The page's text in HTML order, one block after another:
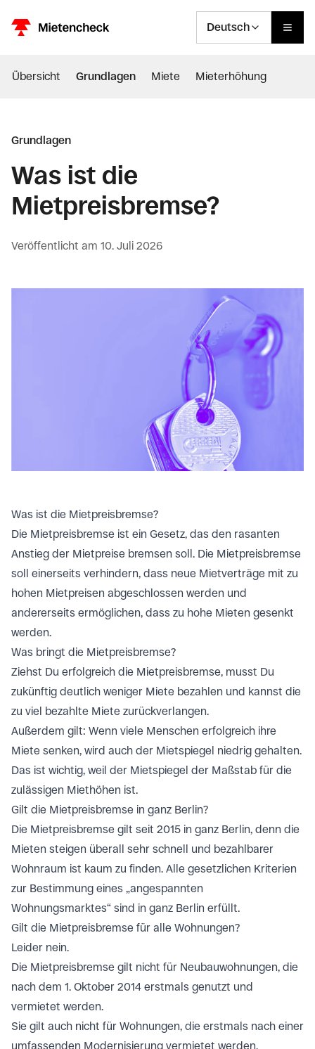
Deutsch
Übersicht Grundlagen Miete Mieterhöhung
Grundlagen
Was ist die
Mietpreisbremse?
Veröffentlicht am 10. Juli 2026
Was ist die Mietpreisbremse?
Die Mietpreisbremse ist ein Gesetz, das den rasanten
Anstieg der Mietpreise bremsen soll. Die Mietpreisbremse
soll einerseits verhindern, dass neue Mietverträge mit zu
hohen Mietpreisen abgeschlossen werden und
andererseits ermöglichen, dass zu hohe Mieten gesenkt
werden.
Was bringt die Mietpreisbremse?
Ziehst Du erfolgreich die Mietpreisbremse, musst Du
zukünftig deutlich weniger Miete bezahlen und kannst die
zu viel bezahlte Miete zurückverlangen.
Außerdem gilt: Wenn viele Menschen erfolgreich ihre
Miete senken, wird auch der Mietspiegel niedrig gehalten.
Das ist wichtig, weil der Mietspiegel der Maßstab für die
zulässigen Miethöhen ist.
Gilt die Mietpreisbremse in ganz Berlin?
Die Mietpreisbremse gilt seit 2015 in ganz Berlin, denn die
Mieten steigen überall sehr schnell und bezahlbarer
Wohnraum ist kaum zu finden. Alle gesetzlichen Kriterien
zur Bestimmung eines „angespannten
Wohnungsmarktes“ sind in ganz Berlin erfüllt.
Gilt die Mietpreisbremse für alle Wohnungen?
Leider nein.
Die Mietpreisbremse gilt nicht für Neubauwohnungen, die
nach dem 1. Oktober 2014 erstmals genutzt und
vermietet werden.
Sie gilt auch nicht für Wohnungen, die erstmals nach einer
umfassenden Modernisierung vermietet werden.